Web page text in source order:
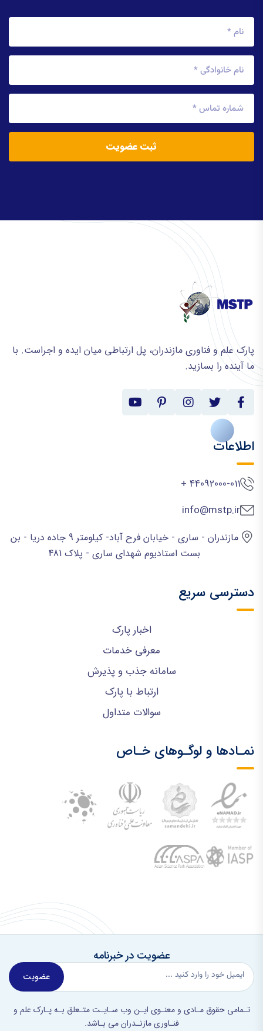
ثبت عضویت
پارک علم و فناوری مازندران، پل ارتباطی میان ایده و اجراست. با
ما آینده را بسازید.
اطلاعات
44092000-011 +
info@mstp.ir
مازندران - ساری - خیابان فرح آباد- کیلومتر 9 جاده دریا - بن
بست استادیوم شهدای ساری - پلاک 481
دسترسی سریع
اخبار پارک
معرفی خدمات
سامانه جذب و پذیرش
ارتباط با پارک
سوالات متداول
نمـادها و لوگـوهای خـاص
عضویت در خبرنامه
عضویت
تـمامی حقوق مـادی و معنـوی ایـن وب سـایـت متـعلق بـه پـارک علم و
فنـاوری مازنـدران می بـاشد.